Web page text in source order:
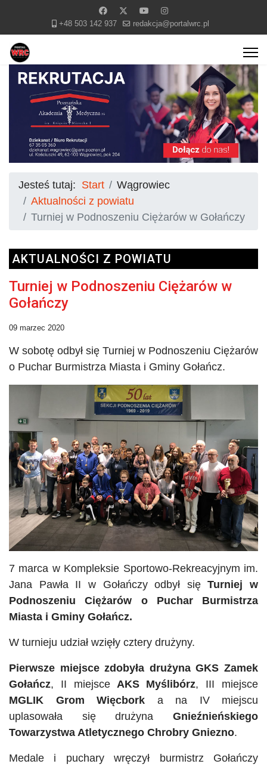
+48 503 142 937 redakcja@portalwrc.pl
Jesteś tutaj: Start
Wągrowiec
Aktualności z powiatu
Turniej w Podnoszeniu Ciężarów w Gołańczy
AKTUALNOŚCI Z POWIATU
Turniej w Podnoszeniu Ciężarów w
Gołańczy
09 marzec 2020
W sobotę odbył się Turniej w Podnoszeniu Ciężarów
o Puchar Burmistrza Miasta i Gminy Gołańcz.
7 marca w Kompleksie Sportowo-Rekreacyjnym im.
Jana Pawła II w Gołańczyodbył sięTurniej w
Podnoszeniu Ciężarów o Puchar Burmistrza
Miasta i Gminy Gołańcz.
W turnieju udział wzięły cztery drużyny.
Pierwsze miejsce zdobyła drużyna GKS Zamek
Gołańcz, II miejsce AKSMyślibórz, III miejsce
MGLIK Grom Więcbork a na IV miejscu
uplasowała się drużyna Gnieźnieńskiego
Towarzystwa Atletycznego Chrobry Gniezno.
Medale i puchary wręczył burmistrz Gołańczy